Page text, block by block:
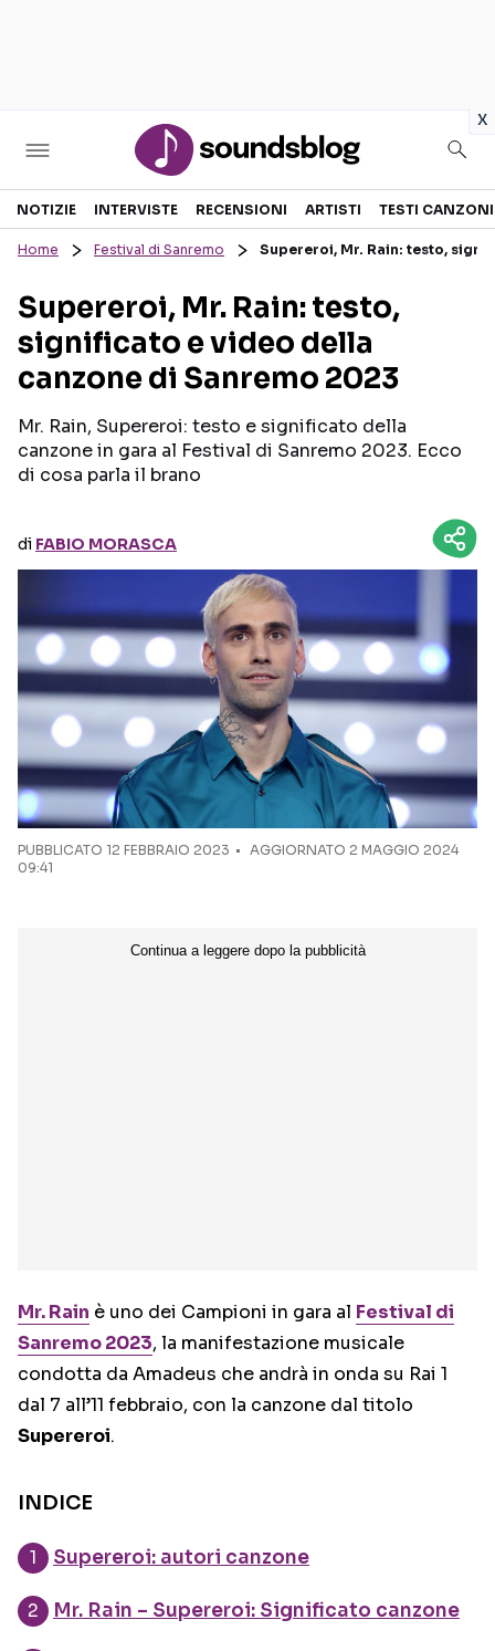
x
Sezioni
RECENSIONI MUSICALI
INTERVISTE
GOSSIP E CURIOSITÀ
TESTI CANZONI
TOUR ED EVENTI
TALENT SHOW
Seguici sui social
NOTIZIE INTERVISTE RECENSIONI ARTISTI TESTI CANZONI
Home Festival di Sanremo Supereroi, Mr. Rain: testo,
Supereroi, Mr. Rain: testo,
significato e video della
canzone di Sanremo 2023
Mr. Rain, Supereroi: testo e significato della
canzone in gara al Festival di Sanremo 2023. Ecco
di cosa parla il brano
di FABIO MORASCA
PUBBLICATO 12 FEBBRAIO 2023
AGGIORNATO 2 MAGGIO 2024
09:41
Mr. Rain è uno dei Campioni in gara al Festival di
Sanremo 2023, la manifestazione musicale
condotta da Amadeus che andrà in onda su Rai 1
dal 7 all’11 febbraio, con la canzone dal titolo
Supereroi.
INDICE
Supereroi: autori canzone
Mr. Rain – Supereroi: Significato canzone